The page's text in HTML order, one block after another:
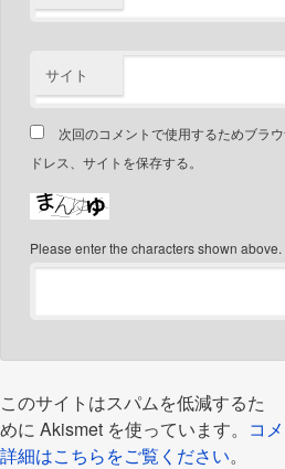
サイト
次回のコメントで使用するためブラ
ドレス、サイトを保存する。
Please enter the characters shown above.
このサイトはスパムを低減するた
めに Akismet を使っています。 コ
詳細はこちらをご覧ください。